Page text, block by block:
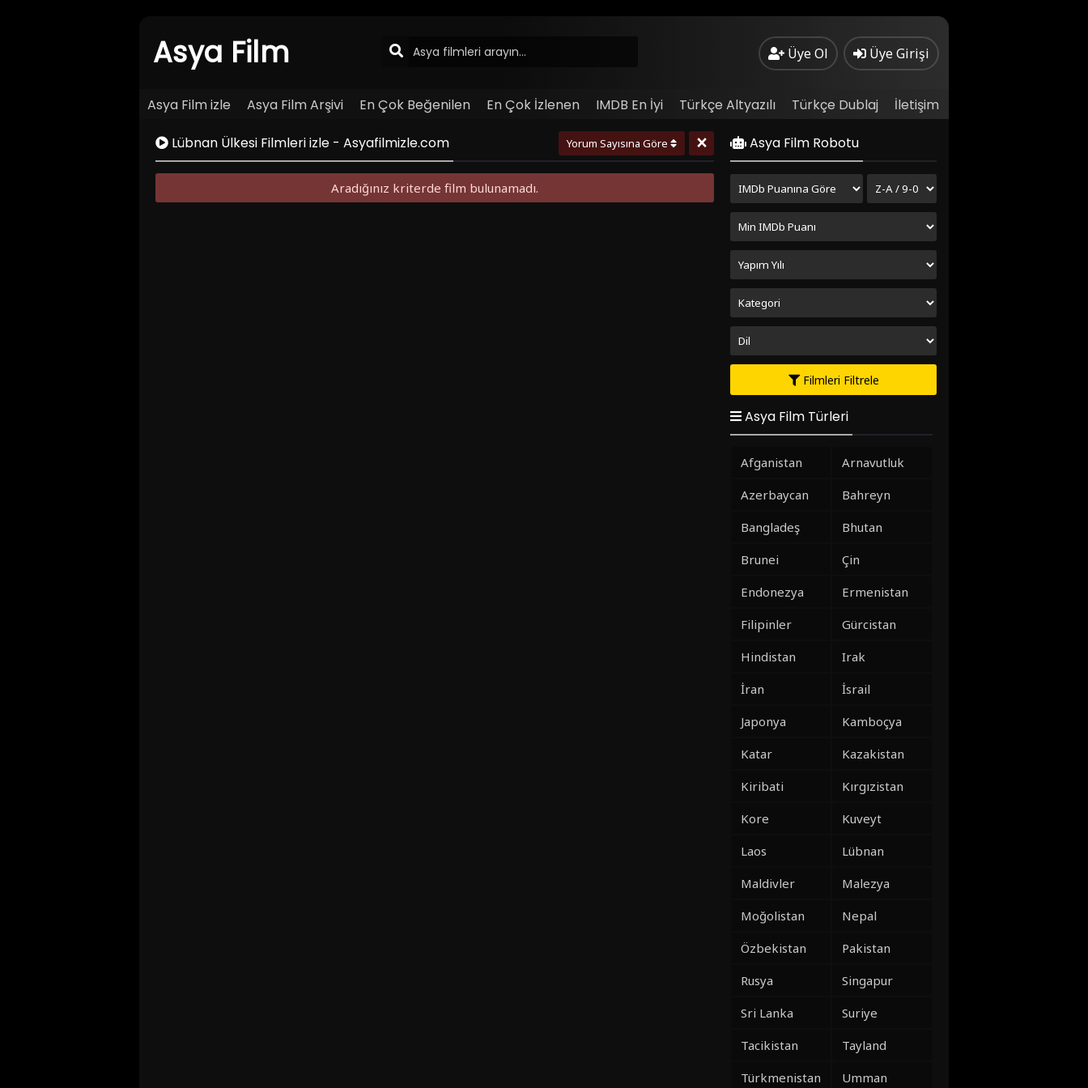
Asya Film Üye Ol Üye Girişi
Asya Film izle Asya Film Arşivi En Çok Beğenilen En Çok İzlenen IMDB En İyi Türkçe Altyazılı Türkçe Dublaj İletişim
Lübnan Ülkesi Filmleri izle - Asyafilmizle.com Yorum Sayısına Göre ×
Aradığınız kriterde film bulunamadı.
Asya Film Robotu
Filmleri Filtrele
Asya Film Türleri
Afganistan
Arnavutluk
Azerbaycan
Bahreyn
Bangladeş
Bhutan
Brunei
Çin
Endonezya
Ermenistan
Filipinler
Gürcistan
Hindistan
Irak
İran
İsrail
Japonya
Kamboçya
Katar
Kazakistan
Kiribati
Kırgızistan
Kore
Kuveyt
Laos
Lübnan
Maldivler
Malezya
Moğolistan
Nepal
Özbekistan
Pakistan
Rusya
Singapur
Sri Lanka
Suriye
Tacikistan
Tayland
Türkmenistan
Umman